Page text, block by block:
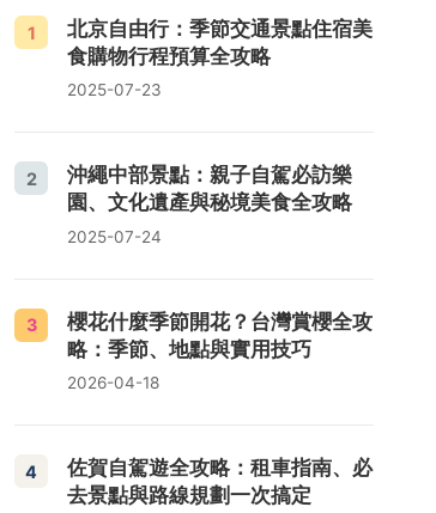
1
北京自由行：季節交通景點住宿美
食購物行程預算全攻略
2025-07-23
2
沖繩中部景點：親子自駕必訪樂
園、文化遺產與秘境美食全攻略
2025-07-24
3
櫻花什麼季節開花？台灣賞櫻全攻
略：季節、地點與實用技巧
2026-04-18
4
佐賀自駕遊全攻略：租車指南、必
去景點與路線規劃一次搞定